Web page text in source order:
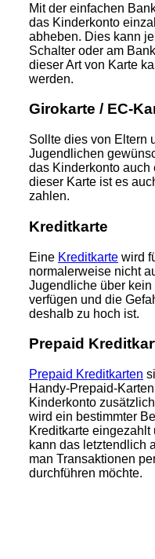
Mit der einfachen
das Kinderkonto
abheben. Dies kann
Schalter oder am
dieser Art von Karte
werden.
Girokarte / EC-
Sollte dies von Eltern
Jugendlichen
das Kinderkonto auch
dieser Karte ist es
zahlen.
Kreditkarte
Eine Kreditkarte wird
normalerweise nicht
Jugendliche über
verfügen und die
deshalb zu hoch ist.
Prepaid
Prepaid Kreditkarten
Handy-Prepaid-
Kinderkonto
wird ein bestimmter
Kreditkarte
kann das letztendlich
man Transaktionen
durchführen möchte.